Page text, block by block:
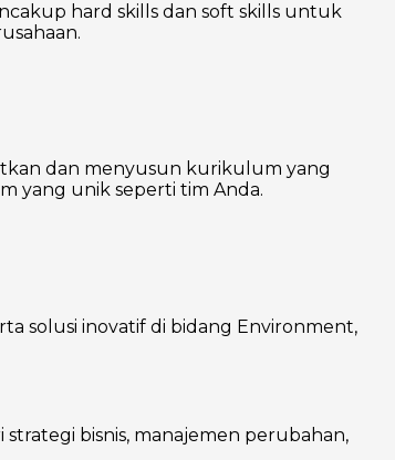
hard skills dan soft skills untuk
dan menyusun kurikulum yang
yang unik seperti tim Anda.
solusi inovatif di bidang Environment,
bisnis, manajemen perubahan,